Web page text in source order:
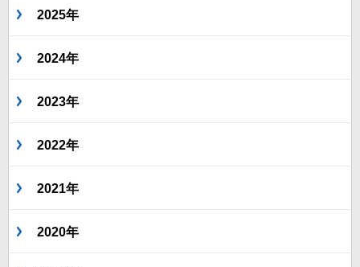
2025年
2024年
2023年
2022年
2021年
2020年